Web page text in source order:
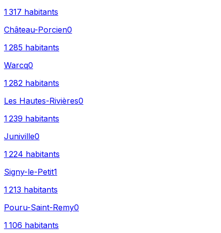
1 317 habitants
Château-Porcien0
1 285 habitants
Warcq0
1 282 habitants
Les Hautes-Rivières0
1 239 habitants
Juniville0
1 224 habitants
Signy-le-Petit1
1 213 habitants
Pouru-Saint-Remy0
1 106 habitants